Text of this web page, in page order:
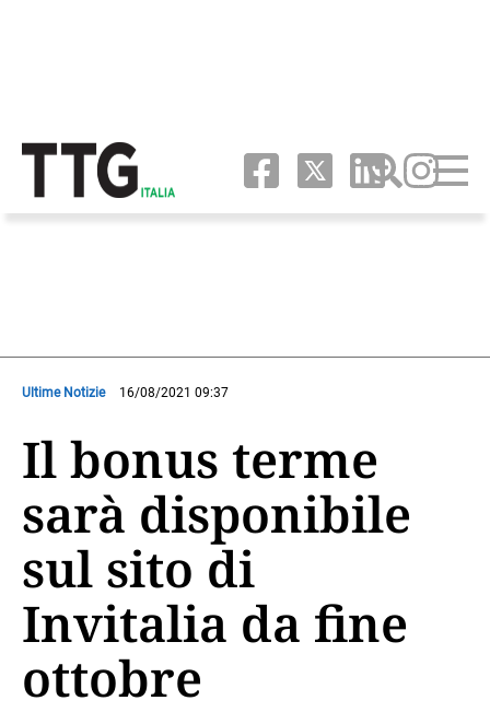
Ultime Notizie 16/08/2021 09:37
Il bonus terme
sarà disponibile
sul sito di
Invitalia da fine
ottobre